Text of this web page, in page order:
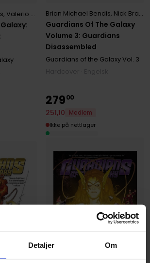
Detaljer Om
, Valerio Schiti
Guardians Of The Galaxy
Volume 3: Guardians
Disassembled
Brian Michael Bendis, Nick Bradshaw
Guardians of the GalaxyVol. 3
27900
251,10
Medlem
Ikke på nettlager